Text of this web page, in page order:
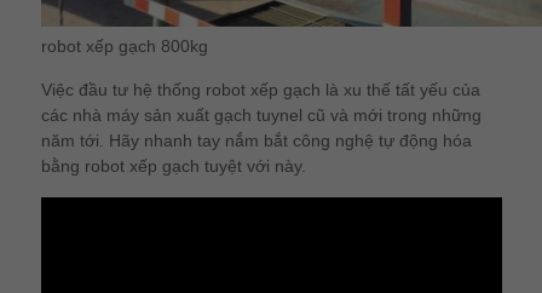
robot xếp gạch 800kg
Việc đầu tư hệ thống robot xếp gạch là xu thế tất yếu của
các nhà máy sản xuất gạch tuynel cũ và mới trong những
năm tới. Hãy nhanh tay nắm bắt công nghệ tự động hóa
bằng robot xếp gạch tuyệt với này.